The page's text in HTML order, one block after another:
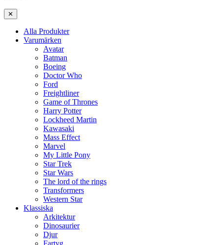
✕
Alla Produkter
Varumärken
Avatar
Batman
Boeing
Doctor Who
Ford
Freightliner
Game of Thrones
Harry Potter
Lockheed Martin
Kawasaki
Mass Effect
Marvel
My Little Pony
Star Trek
Star Wars
The lord of the rings
Transformers
Western Star
Klassiska
Arkitektur
Dinosaurier
Djur